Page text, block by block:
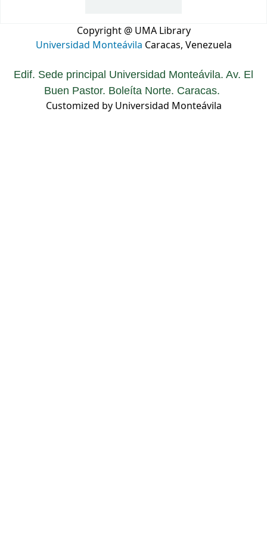
Copyright @ UMA Library
Universidad Monteávila Caracas, Venezuela
Edif. Sede principal Universidad Monteávila. Av. El
Buen Pastor. Boleíta Norte. Caracas.
Customized by Universidad Monteávila